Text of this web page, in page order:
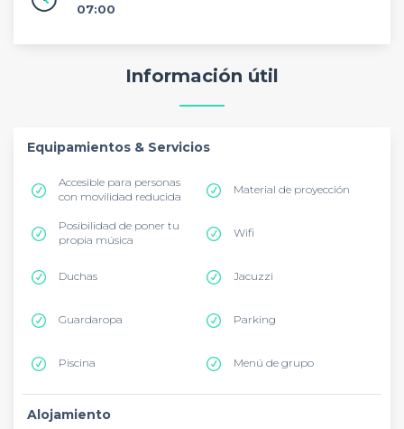
07:00
Información útil
Equipamientos & Servicios
Accesible para personas
con movilidad reducida
Material de proyección
Posibilidad de poner tu
propia música
Wifi
Duchas Jacuzzi
Guardaropa Parking
Piscina Menú de grupo
Alojamiento